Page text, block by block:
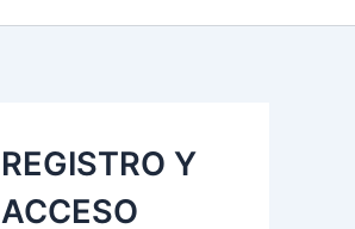
REGISTRO Y
ACCESO